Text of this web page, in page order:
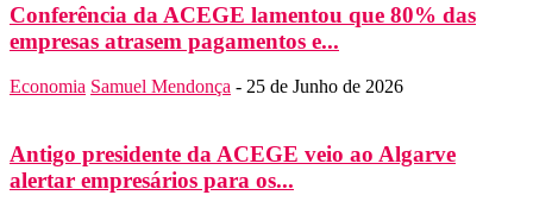
Conferência da ACEGE lamentou que 80% das
empresas atrasem pagamentos e...
Economia Samuel Mendonça - 25 de Junho de 2026
Antigo presidente da ACEGE veio ao Algarve
alertar empresários para os...